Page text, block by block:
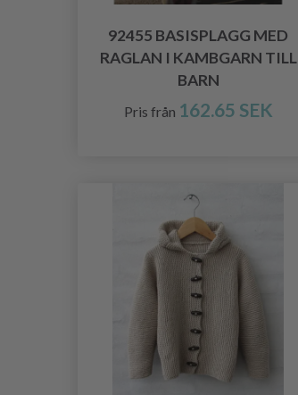
92455 BASISPLAGG MED
RAGLAN I KAMBGARN TILL
BARN
Pris från 162.65 SEK